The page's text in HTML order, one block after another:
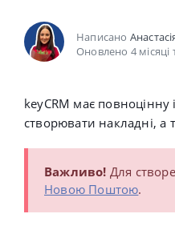
Написано
Оновлено 4 місяці
keyCRM має
створювати накладні, а
Важливо! Для
Новою Поштою.